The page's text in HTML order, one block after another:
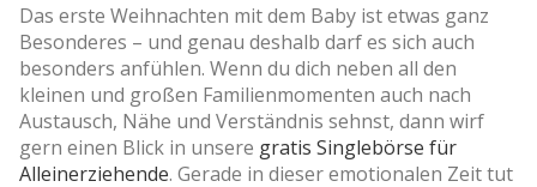
Das erste Weihnachten mit dem Baby ist etwas ganz
Besonderes – und genau deshalb darf es sich auch
besonders anfühlen. Wenn du dich neben all den
kleinen und großen Familienmomenten auch nach
Austausch, Nähe und Verständnis sehnst, dann wirf
gern einen Blick in unsere gratis Singlebörse für
Alleinerziehende. Gerade in dieser emotionalen Zeit tut